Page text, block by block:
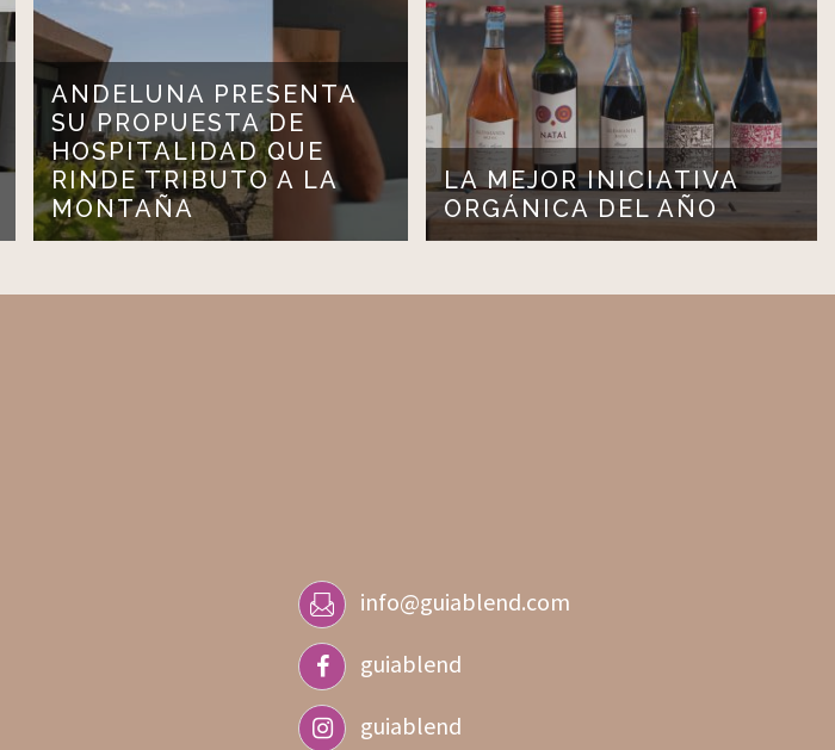
ANDELUNA PRESENTA
SU PROPUESTA DE
HOSPITALIDAD QUE
RINDE TRIBUTO A LA
MONTAÑA
LA MEJOR INICIATIVA
ORGÁNICA DEL AÑO
info@guiablend.com
guiablend
guiablend